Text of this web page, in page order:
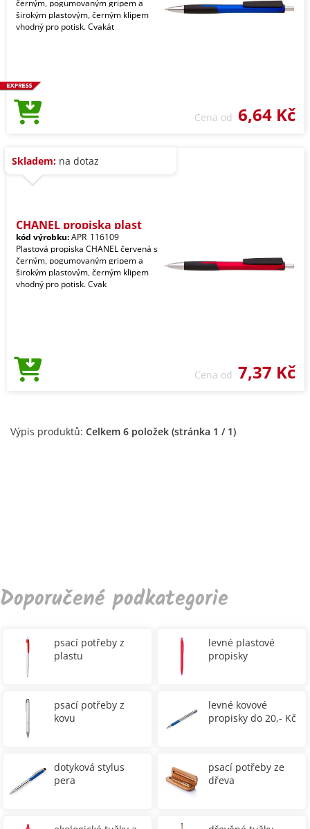
černým, pogumovaným gripem a
širokým plastovým, černým klipem
vhodný pro potisk. Cvakát
Cena od 6,64 Kč
Skladem: na dotaz
CHANEL propiska plast
kód výrobku:APR_116109
Plastová propiska CHANEL červená s
černým, pogumovaným gripem a
širokým plastovým, černým klipem
vhodný pro potisk. Cvak
Cena od 7,37 Kč
Výpis produktů: Celkem 6 položek (stránka 1 / 1)
Doporučené podkategorie
psací potřeby z
plastu
levné plastové
propisky
psací potřeby z
kovu
levné kovové
propisky do 20,- Kč
dotyková stylus
pera
psací potřeby ze
dřeva